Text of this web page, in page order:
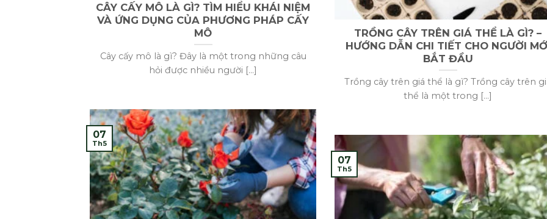
CÂY CẤY MÔ LÀ GÌ? TÌM HIỂU KHÁI NIỆM
VÀ ỨNG DỤNG CỦA PHƯƠNG PHÁP CẤY
MÔ
Cây cấy mô là gì? Đây là một trong những câu
hỏi được nhiều người [...]
TRỒNG CÂY TRÊN GIÁ THỂ LÀ GÌ? –
HƯỚNG DẪN CHI TIẾT CHO NGƯỜI
BẮT ĐẦU
Trồng cây trên giá thể là gì? Trồng cây trên
thể là một trong [...]
07
Th5
07
Th5